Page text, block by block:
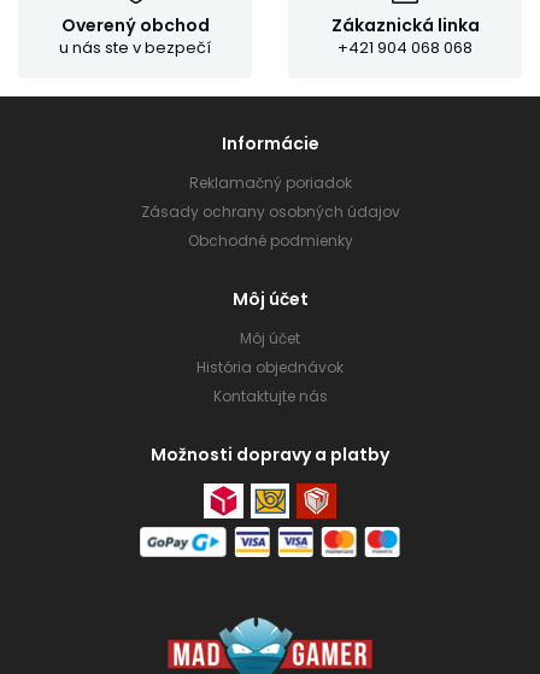
Overený obchod
u nás ste v bezpečí
Zákaznická linka
+421 904 068 068
Informácie
Reklamačný poriadok
Zásady ochrany osobných údajov
Obchodné podmienky
Môj účet
Môj účet
História objednávok
Kontaktujte nás
Možnosti dopravy a platby